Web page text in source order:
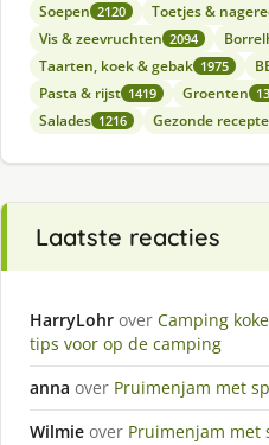
Soepen 2120 Toetjes &
Vis & zeevruchten 2094
Taarten, koek & gebak 1975
Pasta & rijst 1419 Groenten
Salades 1216 Gezonde
Laatste reacties
HarryLohr over Camping
tips voor op de camping
anna over Pruimenjam met
Wilmie over Pruimenjam met